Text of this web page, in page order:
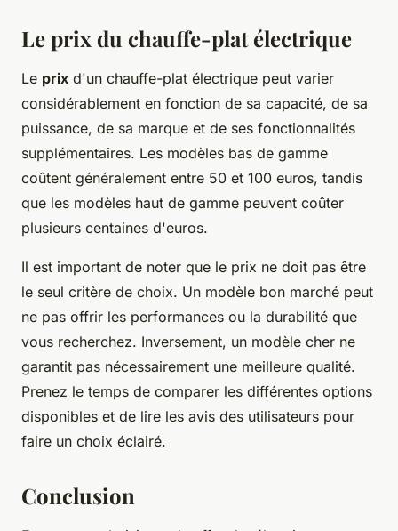
Le prix du chauffe-plat électrique
Le prix d'un chauffe-plat électrique peut varier
considérablement en fonction de sa capacité, de sa
puissance, de sa marque et de ses fonctionnalités
supplémentaires. Les modèles bas de gamme
coûtent généralement entre 50 et 100 euros, tandis
que les modèles haut de gamme peuvent coûter
plusieurs centaines d'euros.
Il est important de noter que le prix ne doit pas être
le seul critère de choix. Un modèle bon marché peut
ne pas offrir les performances ou la durabilité que
vous recherchez. Inversement, un modèle cher ne
garantit pas nécessairement une meilleure qualité.
Prenez le temps de comparer les différentes options
disponibles et de lire les avis des utilisateurs pour
faire un choix éclairé.
Conclusion